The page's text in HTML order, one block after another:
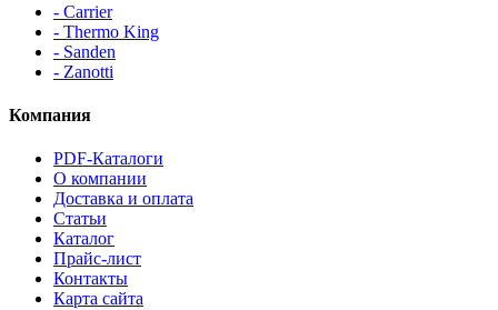
- Carrier
- Thermo King
- Sanden
- Zanotti
Компания
PDF-Каталоги
О компании
Доставка и оплата
Статьи
Каталог
Прайс-лист
Контакты
Карта сайта